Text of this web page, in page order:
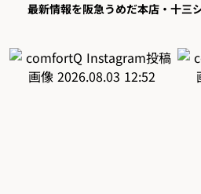
最新情報を阪急うめだ本店・十三